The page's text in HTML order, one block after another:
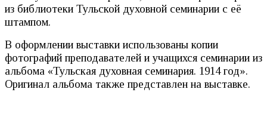
из библиотеки Тульской духовной семинарии с её
штампом.
В оформлении выставки использованы копии
фотографий преподавателей и учащихся семинарии из
альбома «Тульская духовная семинария. 1914 год».
Оригинал альбома также представлен на выставке.